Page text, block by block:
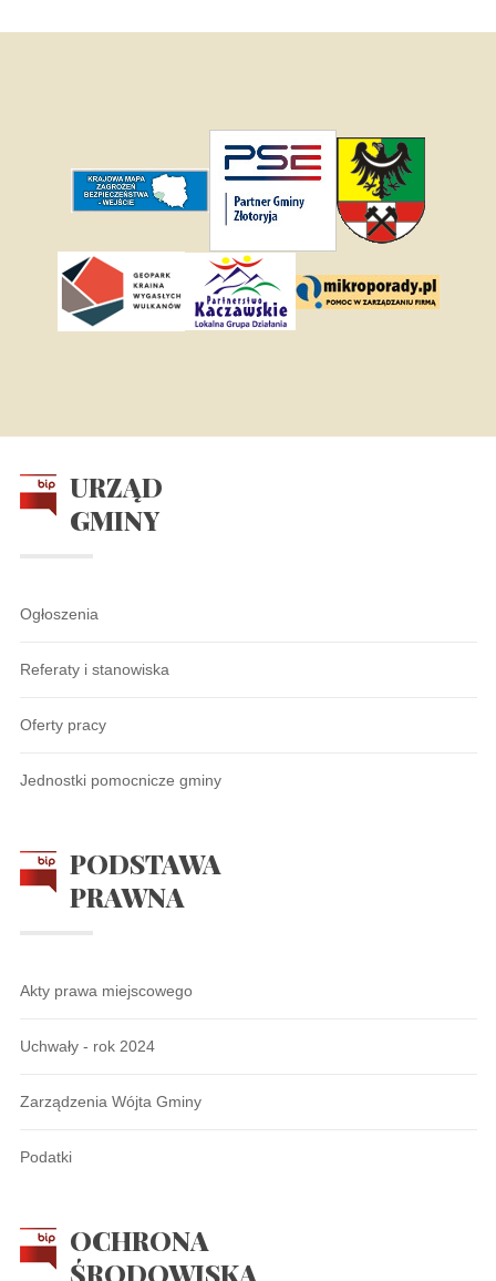
URZĄD
GMINY
Ogłoszenia
Referaty i stanowiska
Oferty pracy
Jednostki pomocnicze gminy
PODSTAWA
PRAWNA
Akty prawa miejscowego
Uchwały - rok 2024
Zarządzenia Wójta Gminy
Podatki
OCHRONA
ŚRODOWISKA